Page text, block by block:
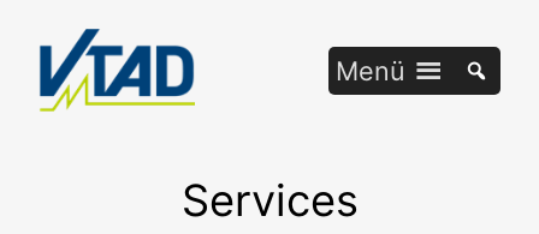
springen
Menü
Services